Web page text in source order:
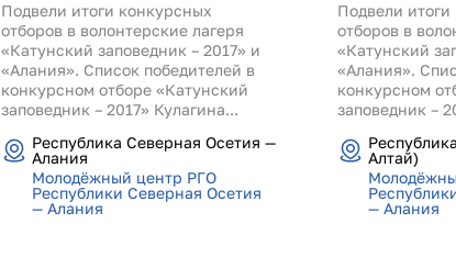
Подвели итоги конкурсных
отборов в волонтерские лагеря
«Катунский заповедник – 2017» и
«Алания». Список победителей в
конкурсном отборе «Катунский
заповедник – 2017» Кулагина...
Республика Северная Осетия —
Алания
Молодёжный центр РГО
Республики Северная Осетия
— Алания
Подвели
отборов в
«Катунский
«Алания».
конкурсном
заповедник –
Алтай)
— Алания